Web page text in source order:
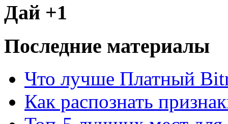
Дай +1
Последние материалы
Что лучше Платный
Как распознать